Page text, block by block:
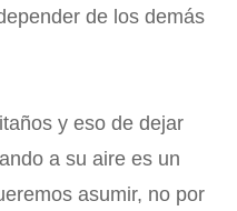
de los demás
y eso de dejar
a su aire es un
asumir, no por